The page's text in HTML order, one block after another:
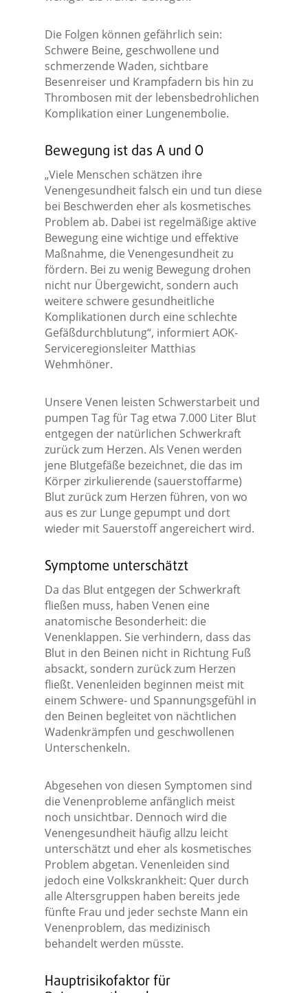
Die Folgen können gefährlich sein:
Schwere Beine, geschwollene und
schmerzende Waden, sichtbare
Besenreiser und Krampfadern bis hin zu
Thrombosen mit der lebensbedrohlichen
Komplikation einer Lungenembolie.
Bewegung ist das A und O
„Viele Menschen schätzen ihre
Venengesundheit falsch ein und tun diese
bei Beschwerden eher als kosmetisches
Problem ab. Dabei ist regelmäßige aktive
Bewegung eine wichtige und effektive
Maßnahme, die Venengesundheit zu
fördern. Bei zu wenig Bewegung drohen
nicht nur Übergewicht, sondern auch
weitere schwere gesundheitliche
Komplikationen durch eine schlechte
Gefäßdurchblutung“, informiert AOK-
Serviceregionsleiter Matthias
Wehmhöner.
Unsere Venen leisten Schwerstarbeit und
pumpen Tag für Tag etwa 7.000 Liter Blut
entgegen der natürlichen Schwerkraft
zurück zum Herzen. Als Venen werden
jene Blutgefäße bezeichnet, die das im
Körper zirkulierende (sauerstoffarme)
Blut zurück zum Herzen führen, von wo
aus es zur Lunge gepumpt und dort
wieder mit Sauerstoff angereichert wird.
Symptome unterschätzt
Da das Blut entgegen der Schwerkraft
fließen muss, haben Venen eine
anatomische Besonderheit: die
Venenklappen. Sie verhindern, dass das
Blut in den Beinen nicht in Richtung Fuß
absackt, sondern zurück zum Herzen
fließt. Venenleiden beginnen meist mit
einem Schwere- und Spannungsgefühl in
den Beinen begleitet von nächtlichen
Wadenkrämpfen und geschwollenen
Unterschenkeln.
Abgesehen von diesen Symptomen sind
die Venenprobleme anfänglich meist
noch unsichtbar. Dennoch wird die
Venengesundheit häufig allzu leicht
unterschätzt und eher als kosmetisches
Problem abgetan. Venenleiden sind
jedoch eine Volkskrankheit: Quer durch
alle Altersgruppen haben bereits jede
fünfte Frau und jeder sechste Mann ein
Venenproblem, das medizinisch
behandelt werden müsste.
Hauptrisikofaktor für